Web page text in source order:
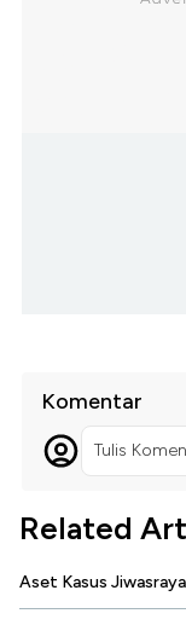
Komentar
Tulis
Related
Aset Kasus